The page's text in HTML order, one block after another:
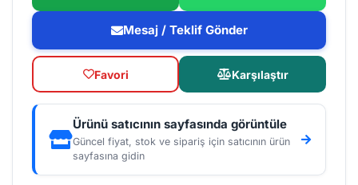
Mesaj / Teklif Gönder
Favori Karşılaştır
Ürünü satıcının sayfasında görüntüle
Güncel fiyat, stok ve sipariş için satıcının ürün
sayfasına gidin